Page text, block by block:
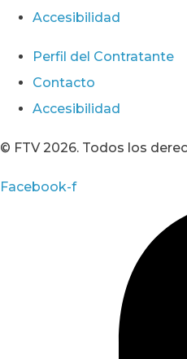
Accesibilidad
Perfil del Contratante
Contacto
Accesibilidad
© FTV 2026. Todos los
Facebook-f